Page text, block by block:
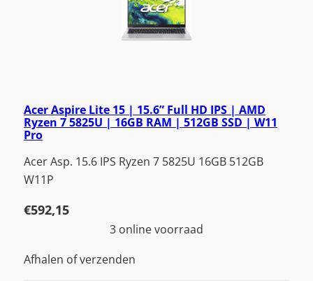
Acer Aspire Lite 15 | 15.6” Full HD IPS | AMD
Ryzen 7 5825U | 16GB RAM | 512GB SSD | W11
Pro
Acer Asp. 15.6 IPS Ryzen 7 5825U 16GB 512GB
W11P
€592,15
3 online voorraad
Afhalen of verzenden